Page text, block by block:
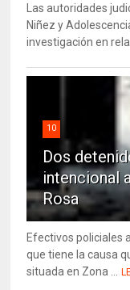
Las autoridades
Niñez y
investigación en
10
Dos
intencional
Rosa
Efectivos policiales
que tiene la causa
situada en Zona ...